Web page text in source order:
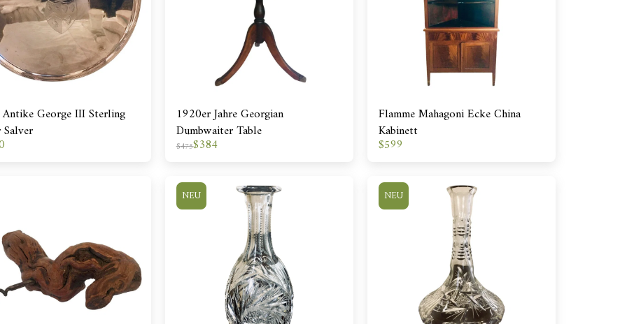
George III Sterling
1920er Jahre Georgian
Dumbwaiter Table
$475$384
Flamme Mahagoni Ecke China
Kabinett
$599
NEU NEU